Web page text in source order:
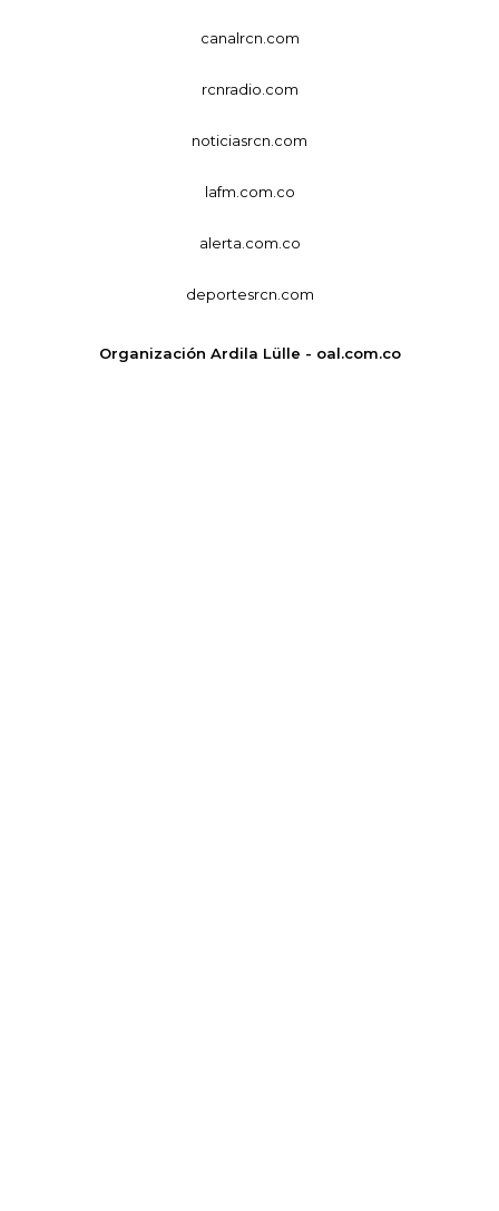
canalrcn.com
rcnradio.com
noticiasrcn.com
lafm.com.co
alerta.com.co
deportesrcn.com
Organización Ardila Lülle - oal.com.co